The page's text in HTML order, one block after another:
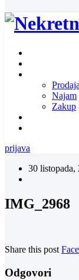
Prodaja
Najam
Zakup
prijava
30 listopada,
IMG_2968
Share this post
Odgovori